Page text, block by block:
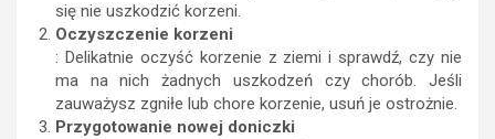
się nie uszkodzić korzeni.
Oczyszczenie korzeni
: Delikatnie oczyść korzenie z ziemi i sprawdź, czy nie
ma na nich żadnych uszkodzeń czy chorób. Jeśli
zauważysz zgniłe lub chore korzenie, usuń je ostrożnie.
Przygotowanie nowej doniczki